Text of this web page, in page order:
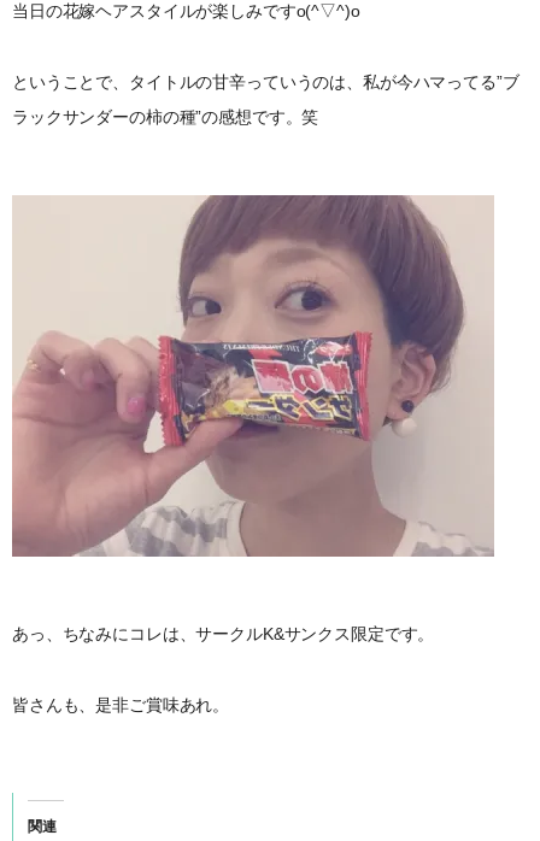
当日の花嫁ヘアスタイルが楽しみですo(^▽^)o
ということで、タイトルの甘辛っていうのは、私が今ハマってる”ブ
ラックサンダーの柿の種”の感想です。笑
あっ、ちなみにコレは、サークルK&サンクス限定です。
皆さんも、是非ご賞味あれ。
関連